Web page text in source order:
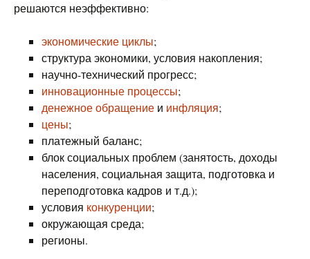
решаются неэффективно:
экономические циклы;
структура экономики, условия накопления;
научно-технический прогресс;
инновационные процессы;
денежное обращение и инфляция;
цены;
платежный баланс;
блок социальных проблем (занятость, доходы
населения, социальная защита, подготовка и
переподготовка кадров и т.д.);
условия конкуренции;
окружающая среда;
регионы.